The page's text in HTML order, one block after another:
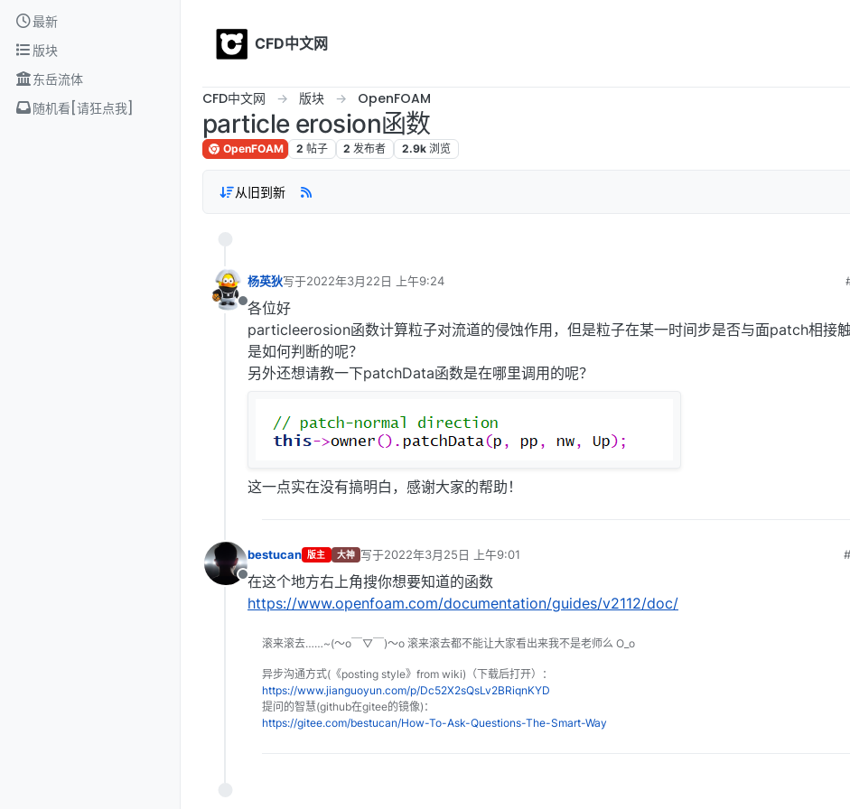
Skip to content
最新
版块
东岳流体
随机看[请狂点我]
CFD中文网
CFD中文网 版块 OpenFOAM
particle erosion函数
OpenFOAM 2 帖子 2 发布者 2.9k 浏览
从旧到新
离线
杨英狄写于2022年3月22日 上午9:24
最后由 编辑
各位好
particleerosion函数计算粒子对流道的侵蚀作用，但是粒子在某一时间步是否与面patch相接触
是如何判断的呢？
另外还想请教一下patchData函数是在哪里调用的呢？
这一点实在没有搞明白，感谢大家的帮助！
离线
bestucan 版主 大神 写于2022年3月25日 上午9:01
最后由 编辑
在这个地方右上角搜你想要知道的函数
https://www.openfoam.com/documentation/guides/v2112/doc/
滚来滚去……~(～o￣▽￣)～o 滚来滚去都不能让大家看出来我不是老师么 O_o
异步沟通方式(《posting style》from wiki)（下载后打开）：
https://www.jianguoyun.com/p/Dc52X2sQsLv2BRiqnKYD
提问的智慧(github在gitee的镜像)：
https://gitee.com/bestucan/How-To-Ask-Questions-The-Smart-Way